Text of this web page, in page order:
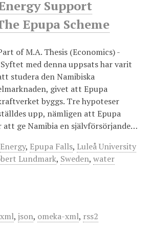
Support
Epupa Scheme
of M.A. Thesis (Economics) -
med denna uppsats har varit
studera den Namibiska
givet att Epupa
byggs. Tre hypoteser
upp, nämligen att Epupa
ge Namibia en självförsörjande…
Energy, Epupa Falls, Luleå University
Lundmark, Sweden, water
, json, omeka-xml, rss2